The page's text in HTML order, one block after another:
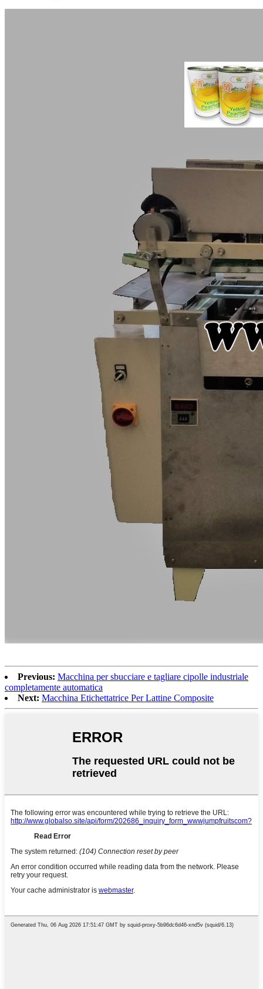
Previous: Macchina per sbucciare e tagliare cipolle industriale
completamente automatica
Next: Macchina Etichettatrice Per Lattine Composite